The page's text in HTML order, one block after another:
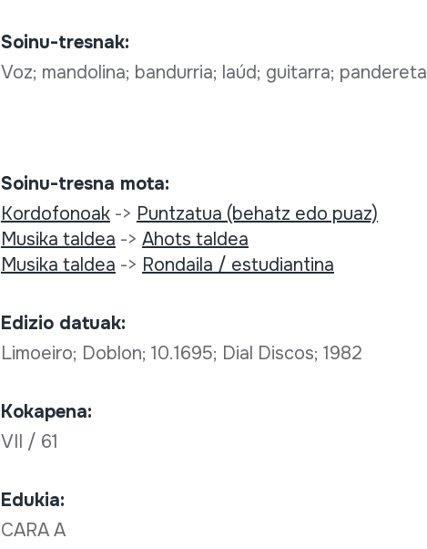
Soinu-tresnak:
Voz; mandolina; bandurria; laúd; guitarra; pandereta
Soinu-tresna mota:
Kordofonoak-> Puntzatua (behatz edo puaz)
Musika taldea -> Ahots taldea
Musika taldea -> Rondaila / estudiantina
Edizio datuak:
Limoeiro; Doblon; 10.1695; Dial Discos; 1982
Kokapena:
VII / 61
Edukia:
CARA A